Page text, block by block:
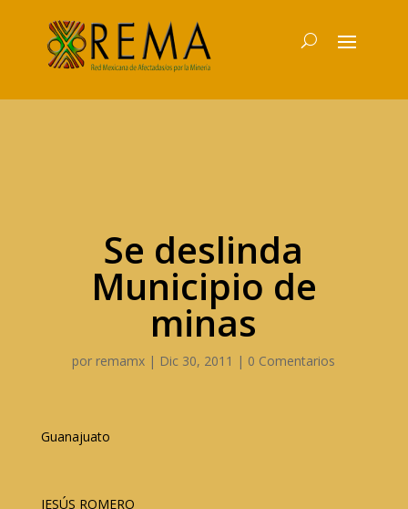
Se deslinda
Municipio de
minas
por remamx | Dic 30, 2011 | 0 Comentarios
Guanajuato
JESÚS ROMERO